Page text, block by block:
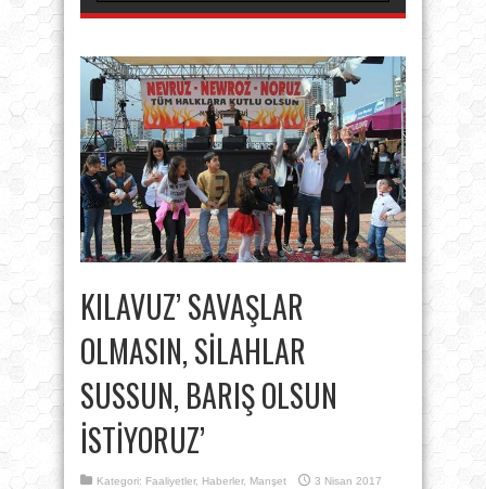
KILAVUZ’ SAVAŞLAR
OLMASIN, SİLAHLAR
SUSSUN, BARIŞ OLSUN
İSTİYORUZ’
Kategori: Faaliyetler, Haberler, Manşet
3 Nisan 2017